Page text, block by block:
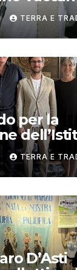
TERRA E
per la
TERRA E
D’Asti